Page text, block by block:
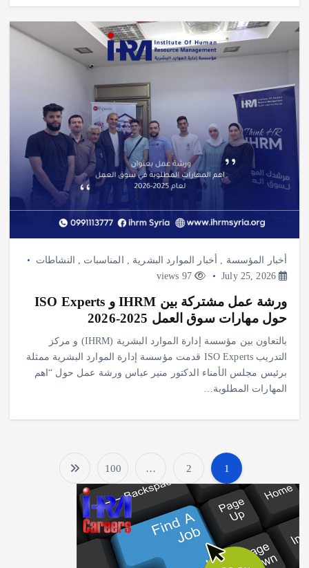
أخبار المؤسسة أخبار الموارد البشرية المناسبات
النشاطات
July 25, 2026
97 views
ورشة عمل مشتركة بين IHRM و ISO Experts
حول مهارات سوق العمل 2025-2026
بالتعاون بين مؤسسة إدارة الموارد البشرية (IHRM) و مركز
التدريب ISO Experts قدمت مؤسسة إدارة الموارد البشرية ممثلة
برئيس مجلس الأمناء الدكتور منير عباس ورشة عمل حول “اهم
المهارات المطلوبة…
P
o
s
1
2
…
100